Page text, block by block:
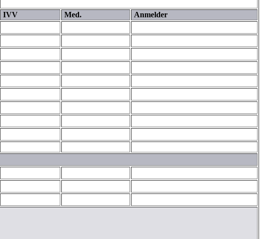
IVV Med. Anmelder